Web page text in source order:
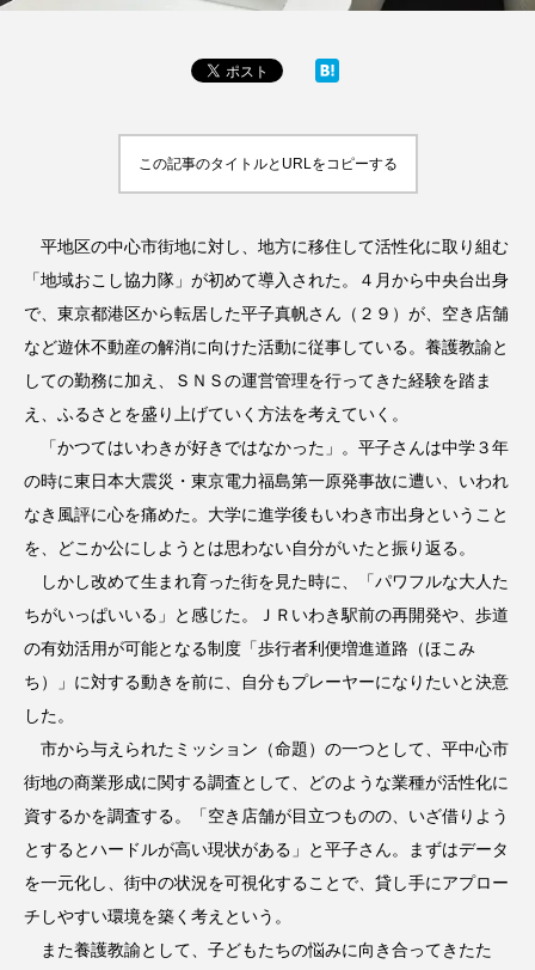
この記事のタイトルとURLをコピーする
平地区の中心市街地に対し、地方に移住して活性化に取り組む
「地域おこし協力隊」が初めて導入された。４月から中央台出身
で、東京都港区から転居した平子真帆さん（２９）が、空き店舗
など遊休不動産の解消に向けた活動に従事している。養護教諭と
しての勤務に加え、ＳＮＳの運営管理を行ってきた経験を踏ま
え、ふるさとを盛り上げていく方法を考えていく。
「かつてはいわきが好きではなかった」。平子さんは中学３年
の時に東日本大震災・東京電力福島第一原発事故に遭い、いわれ
なき風評に心を痛めた。大学に進学後もいわき市出身ということ
を、どこか公にしようとは思わない自分がいたと振り返る。
しかし改めて生まれ育った街を見た時に、「パワフルな大人た
ちがいっぱいいる」と感じた。ＪＲいわき駅前の再開発や、歩道
の有効活用が可能となる制度「歩行者利便増進道路（ほこみ
ち）」に対する動きを前に、自分もプレーヤーになりたいと決意
した。
市から与えられたミッション（命題）の一つとして、平中心市
街地の商業形成に関する調査として、どのような業種が活性化に
資するかを調査する。「空き店舗が目立つものの、いざ借りよう
とするとハードルが高い現状がある」と平子さん。まずはデータ
を一元化し、街中の状況を可視化することで、貸し手にアプロー
チしやすい環境を築く考えという。
また養護教諭として、子どもたちの悩みに向き合ってきたた